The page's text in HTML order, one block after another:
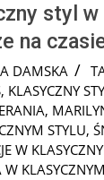
styl
na
DAMSKA
, KLASYCZNY
,
STYLU,
W